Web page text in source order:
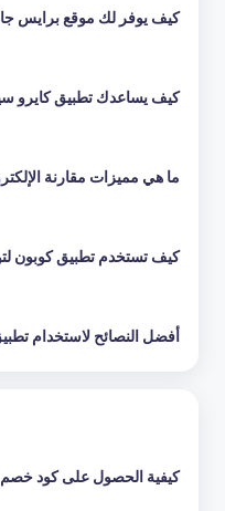
كيف يوفر لك موقع برايس
كيف يساعدك تطبيق كايرو
ما هي مميزات مقارنة
كيف تستخدم تطبيق كوبون
أفضل النصائح لاستخدام
كيفية الحصول على كود